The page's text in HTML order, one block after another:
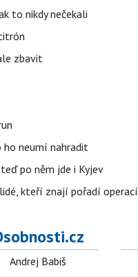
to nikdy nečekali
zbavit
ho neumí nahradit
po něm jde i Kyjev
kteří znají pořadí operací
Andrej Babiš